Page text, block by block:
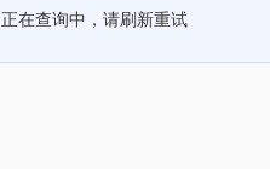
正在查询中，请刷新重试